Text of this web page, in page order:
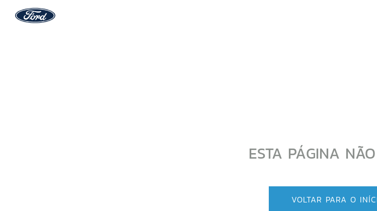
ESTA PÁGINA
VOLTAR PARA O